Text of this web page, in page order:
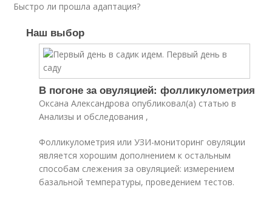
Быстро ли прошла адаптация?
Наш выбор
В погоне за овуляцией: фолликулометрия
Оксана Александрова опубликовал(а) статью в
Анализы и обследования ,
Фолликулометрия или УЗИ-мониторинг овуляции
является хорошим дополнением к остальным
способам слежения за овуляцией: измерением
базальной температуры, проведением тестов.